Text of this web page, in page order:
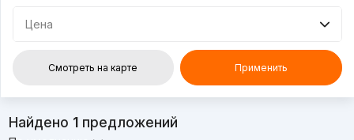
Цена
Смотреть на карте Применить
Найдено 1предложений